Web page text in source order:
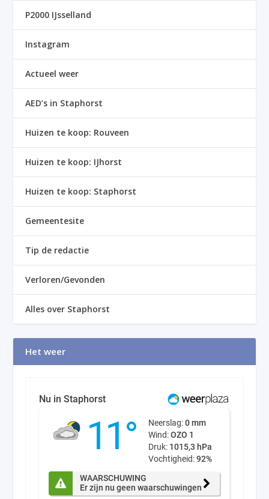
P2000 IJsselland
Instagram
Actueel weer
AED’s in Staphorst
Huizen te koop: Rouveen
Huizen te koop: IJhorst
Huizen te koop: Staphorst
Gemeentesite
Tip de redactie
Verloren/Gevonden
Alles over Staphorst
Het weer